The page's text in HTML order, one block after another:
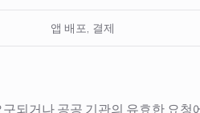
앱 배포, 결제
되거나 공공 기관의 유효한 요